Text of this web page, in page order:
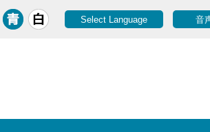
Select Language 音